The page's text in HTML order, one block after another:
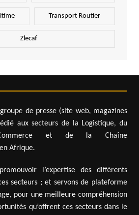
Transport Routier
Zlecaf
de presse (site web, magazines
aux secteurs de la Logistique, du
et de la Chaîne
Afrique.
l’expertise des différents
secteurs ; et servons de plateforme
pour une meilleure compréhension
qu’offrent ces secteurs dans le